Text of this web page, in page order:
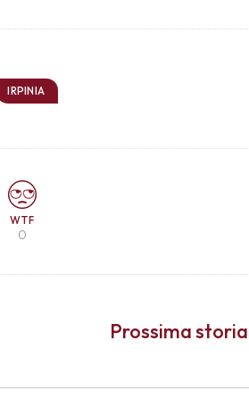
IRPINIA
WTF
0
Prossima storia